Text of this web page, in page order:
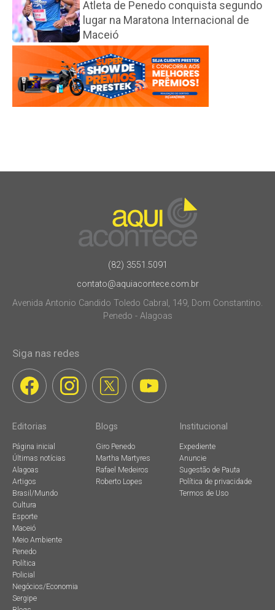
Atleta de Penedo conquista segundo
lugar na Maratona Internacional de
Maceió
(82) 3551.5091
contato@aquiacontece.com.br
Avenida Antonio Candido Toledo Cabral, 149, Dom Constantino.
Penedo - Alagoas
Siga nas redes
Editorias
Página inicial
Últimas notícias
Alagoas
Artigos
Brasil/Mundo
Cultura
Esporte
Maceió
Meio Ambiente
Penedo
Política
Policial
Negócios/Economia
Sergipe
Blogs
Giro Penedo
Martha Martyres
Rafael Medeiros
Roberto Lopes
Institucional
Expediente
Anuncie
Sugestão de Pauta
Política de privacidade
Termos de Uso